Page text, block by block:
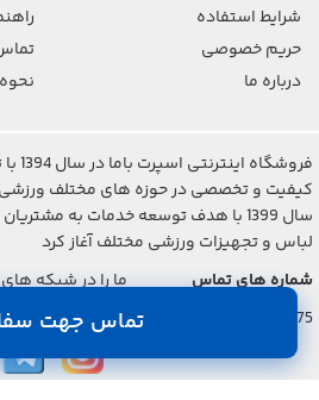
تماس جهت
شرایط استفاده
حریم خصوصی
درباره ما
کیفیت و تخصصی در حوزه های مختلف ورزشی
سال 1399 با هدف توسعه خدمات به
لباس و تجهیزات ورزشی مختلف آغاز کرد
شماره های تماس
021-2842-7275
ما را در شبکه های
اجتماعی دنبال